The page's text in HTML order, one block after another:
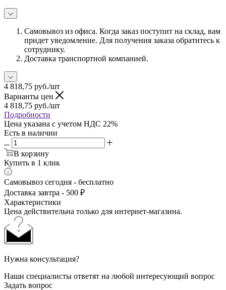
Самовывоз из офиса. Когда заказ поступит на склад, вам
придет уведомление. Для получения заказа обратитесь к
сотруднику.
Доставка транспортной компанией.
4 818,75 руб./шт
Варианты цен
4 818,75 руб./шт
Подробности
Цена указана с учетом НДС 22%
Есть в наличии
В корзину
Купить в 1 клик
Самовывоз сегодня - бесплатно
Доставка завтра - 500 ₽
Характеристики
Цена действительна только для интернет-магазина.
Нужна консультация?
Наши специалисты ответят на любой интересующий вопрос
Задать вопрос